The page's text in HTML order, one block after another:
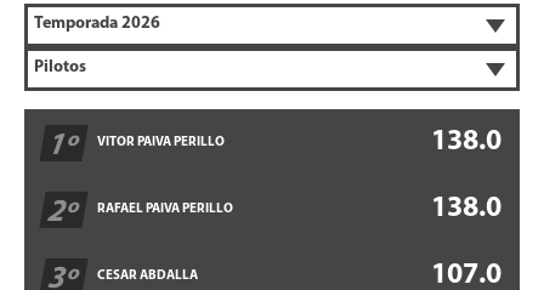
1º VITOR PAIVA PERILLO 138.0
2º RAFAEL PAIVA PERILLO 138.0
3º CESAR ABDALLA 107.0